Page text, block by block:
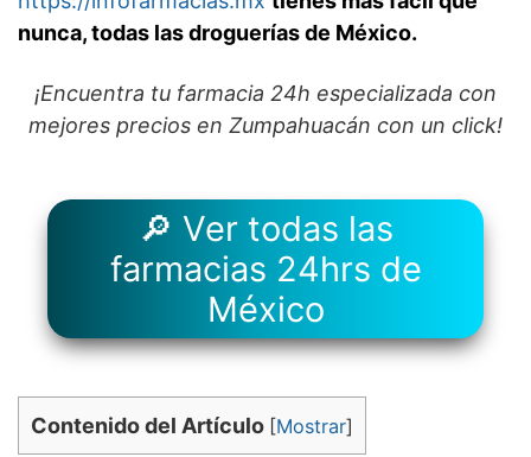
nunca, todas las droguerías de México.
¡Encuentra tu farmacia 24h especializada con
mejores precios en Zumpahuacán con un click!
🔎 Ver todas las
farmacias 24hrs de
México
Contenido del Artículo [Mostrar]